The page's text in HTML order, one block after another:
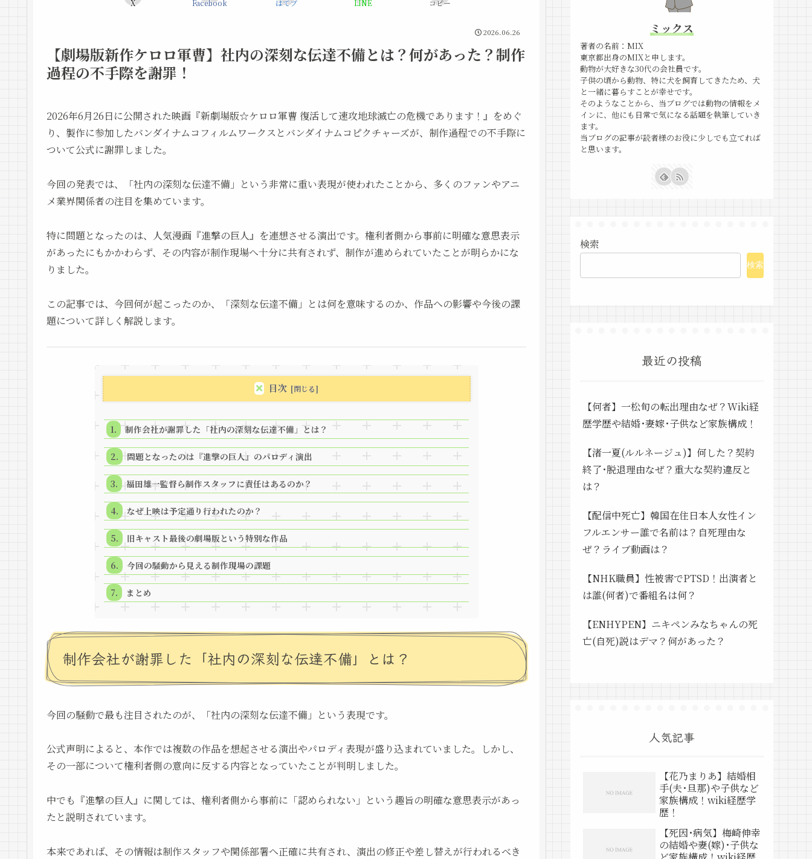
X Facebook はてブ LINE コピー
2026.06.26
【劇場版新作ケロロ軍曹】社内の深刻な伝達不備とは？何があった？制作
過程の不手際を謝罪！
2026年6月26日に公開された映画『新劇場版☆ケロロ軍曹 復活して速攻地球滅亡の危機であります！』をめぐ
り、製作に参加したバンダイナムコフィルムワークスとバンダイナムコピクチャーズが、制作過程での不手際に
ついて公式に謝罪しました。
今回の発表では、「社内の深刻な伝達不備」という非常に重い表現が使われたことから、多くのファンやアニ
メ業界関係者の注目を集めています。
特に問題となったのは、人気漫画『進撃の巨人』を連想させる演出です。権利者側から事前に明確な意思表示
があったにもかかわらず、その内容が制作現場へ十分に共有されず、制作が進められていたことが明らかにな
りました。
この記事では、今回何が起こったのか、「深刻な伝達不備」とは何を意味するのか、作品への影響や今後の課
題について詳しく解説します。
目次
制作会社が謝罪した「社内の深刻な伝達不備」とは？
問題となったのは『進撃の巨人』のパロディ演出
福田雄一監督ら制作スタッフに責任はあるのか？
なぜ上映は予定通り行われたのか？
旧キャスト最後の劇場版という特別な作品
今回の騒動から見える制作現場の課題
まとめ
制作会社が謝罪した「社内の深刻な伝達不備」とは？
今回の騒動で最も注目されたのが、「社内の深刻な伝達不備」という表現です。
公式声明によると、本作では複数の作品を想起させる演出やパロディ表現が盛り込まれていました。しかし、
その一部について権利者側の意向に反する内容となっていたことが判明しました。
中でも『進撃の巨人』に関しては、権利者側から事前に「認められない」という趣旨の明確な意思表示があっ
たと説明されています。
本来であれば、その情報は制作スタッフや関係部署へ正確に共有され、演出の修正や差し替えが行われるべき
ミックス
著者の名前：MIX
東京都出身のMIXと申します。
動物が大好きな30代の会社員です。
子供の頃から動物、特に犬を飼育してきたため、犬
と一緒に暮らすことが幸せです。
そのようなことから、当ブログでは動物の情報をメ
インに、他にも日常で気になる話題を執筆していき
ます。
当ブログの記事が読者様のお役に少しでも立てれば
と思います。
検索
検索
最近の投稿
【何者】一松旬の転出理由なぜ？Wiki経
歴学歴や結婚･妻嫁･子供など家族構成！
【渚一夏(ルルネージュ)】何した？契約
終了･脱退理由なぜ？重大な契約違反と
は？
【配信中死亡】韓国在住日本人女性イン
フルエンサー誰で名前は？自死理由な
ぜ？ライブ動画は？
【NHK職員】性被害でPTSD！出演者と
は誰(何者)で番組名は何？
【ENHYPEN】ニキペンみなちゃんの死
亡(自死)説はデマ？何があった？
人気記事
【花乃まりあ】結婚相
手(夫･旦那)や子供など
家族構成！wiki経歴学
歴！
【死因･病気】梅崎伸幸
の結婚や妻(嫁)･子供な